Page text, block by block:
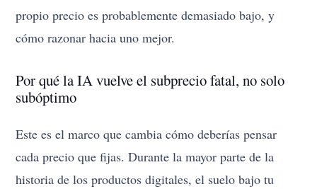
propio precio es probablemente demasiado bajo, y
cómo razonar hacia uno mejor.
Por qué la IA vuelve el subprecio fatal, no solo
subóptimo
Este es el marco que cambia cómo deberías pensar
cada precio que fijas. Durante la mayor parte de la
historia de los productos digitales, el suelo bajo tu